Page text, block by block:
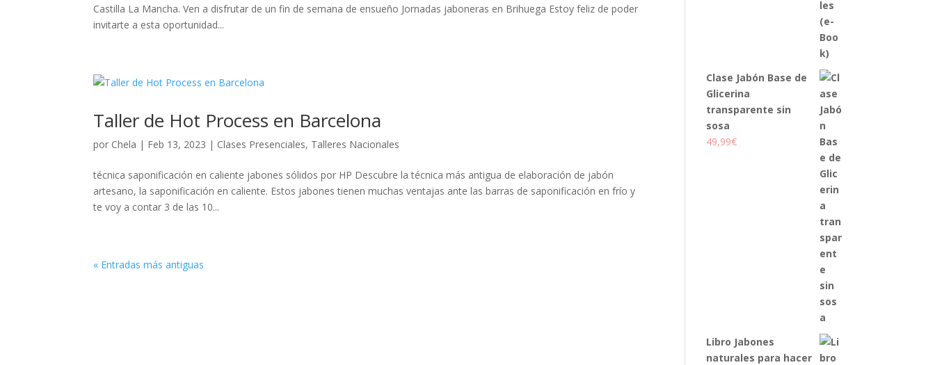
Castilla La Mancha. Ven a disfrutar de un fin de semana de ensueño Jornadas jaboneras en Brihuega Estoy feliz de poder
invitarte a esta oportunidad...
Taller de Hot Process en Barcelona
por Chela | Feb 13, 2023 | Clases Presenciales, Talleres Nacionales
técnica saponificación en caliente jabones sólidos por HP Descubre la técnica más antigua de elaboración de jabón
artesano, la saponificación en caliente. Estos jabones tienen muchas ventajas ante las barras de saponificación en frío y
te voy a contar 3 de las 10...
« Entradas más antiguas
Clase Jabón Base de
Glicerina
transparente sin
sosa
49,99€
Libro Jabones
naturales para hacer